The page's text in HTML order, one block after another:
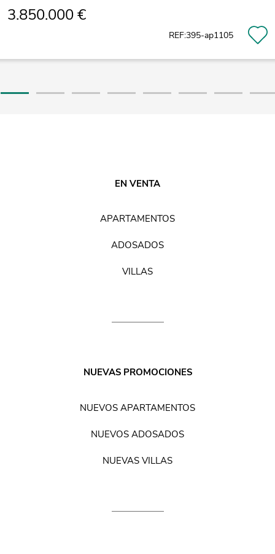
3.850.000 €
REF:395-ap1105
EN VENTA
APARTAMENTOS
ADOSADOS
VILLAS
NUEVAS PROMOCIONES
NUEVOS APARTAMENTOS
NUEVOS ADOSADOS
NUEVAS VILLAS